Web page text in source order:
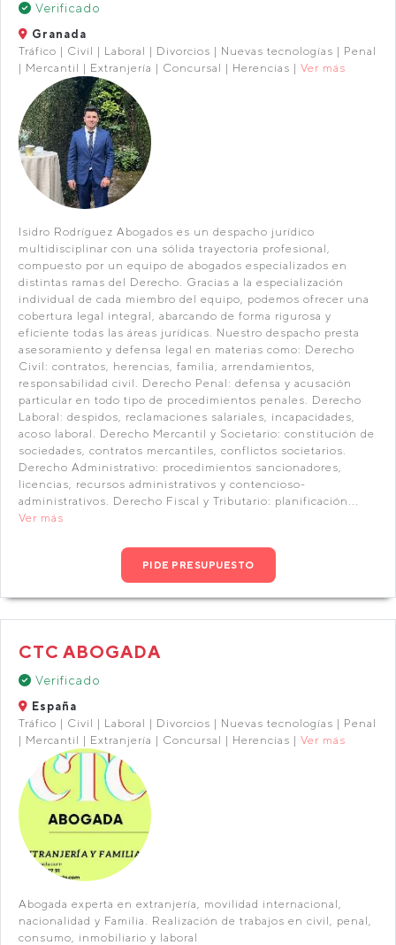
Verificado
Granada
Tráfico | Civil | Laboral | Divorcios | Nuevas tecnologías | Penal
| Mercantil | Extranjería | Concursal | Herencias | Ver más
Isidro Rodríguez Abogados es un despacho jurídico
multidisciplinar con una sólida trayectoria profesional,
compuesto por un equipo de abogados especializados en
distintas ramas del Derecho. Gracias a la especialización
individual de cada miembro del equipo, podemos ofrecer una
cobertura legal integral, abarcando de forma rigurosa y
eficiente todas las áreas jurídicas. Nuestro despacho presta
asesoramiento y defensa legal en materias como: Derecho
Civil: contratos, herencias, familia, arrendamientos,
responsabilidad civil. Derecho Penal: defensa y acusación
particular en todo tipo de procedimientos penales. Derecho
Laboral: despidos, reclamaciones salariales, incapacidades,
acoso laboral. Derecho Mercantil y Societario: constitución de
sociedades, contratos mercantiles, conflictos societarios.
Derecho Administrativo: procedimientos sancionadores,
licencias, recursos administrativos y contencioso-
administrativos. Derecho Fiscal y Tributario: planificación...
Ver más
PIDE PRESUPUESTO
CTC ABOGADA
Verificado
España
Tráfico | Civil | Laboral | Divorcios | Nuevas tecnologías | Penal
| Mercantil | Extranjería | Concursal | Herencias | Ver más
Abogada experta en extranjería, movilidad internacional,
nacionalidad y Familia. Realización de trabajos en civil, penal,
consumo, inmobiliario y laboral